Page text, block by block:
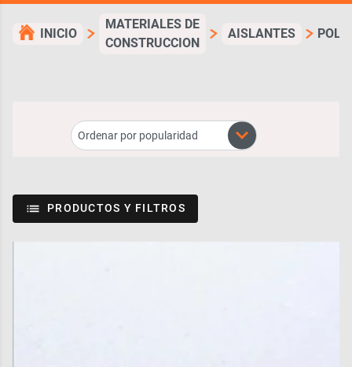
INICIO
MATERIALES DE
CONSTRUCCION
AISLANTES
PRODUCTOS Y FILTROS